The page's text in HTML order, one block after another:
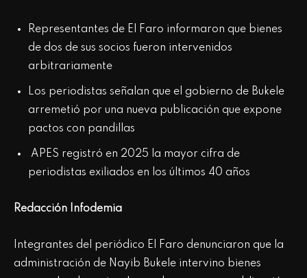
Representantes de El Faro informaron que bienes
de dos de sus socios fueron intervenidos
arbitrariamente
Los periodistas señalan que el gobierno de Bukele
arremetió por una nueva publicación que expone
pactos con pandillas
APES registró en 2025 la mayor cifra de
periodistas exiliados en los últimos 40 años
Redacción Infodemia
Integrantes del periódico El Faro denunciaron que la
administración de Nayib Bukele intervino bienes